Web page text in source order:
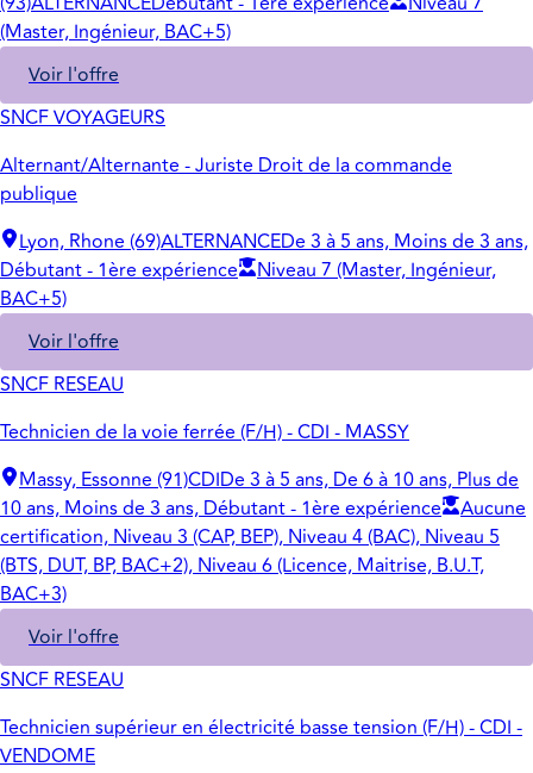
(Master, Ingénieur, BAC+5)
Voir l'offre
SNCF VOYAGEURS
Alternant/Alternante - Juriste Droit de la commande
publique
Lyon, Rhone (69)ALTERNANCEDe 3 à 5 ans, Moins de 3 ans,
Débutant - 1ère expérience
Niveau 7 (Master, Ingénieur,
BAC+5)
Voir l'offre
SNCF RESEAU
Technicien de la voie ferrée (F/H) - CDI - MASSY
Massy, Essonne (91)CDIDe 3 à 5 ans, De 6 à 10 ans, Plus de
10 ans, Moins de 3 ans, Débutant - 1ère expérience
Aucune
certification, Niveau 3 (CAP, BEP), Niveau 4 (BAC), Niveau 5
(BTS, DUT, BP, BAC+2), Niveau 6 (Licence, Maitrise, B.U.T,
BAC+3)
Voir l'offre
SNCF RESEAU
Technicien supérieur en électricité basse tension (F/H) - CDI -
VENDOME